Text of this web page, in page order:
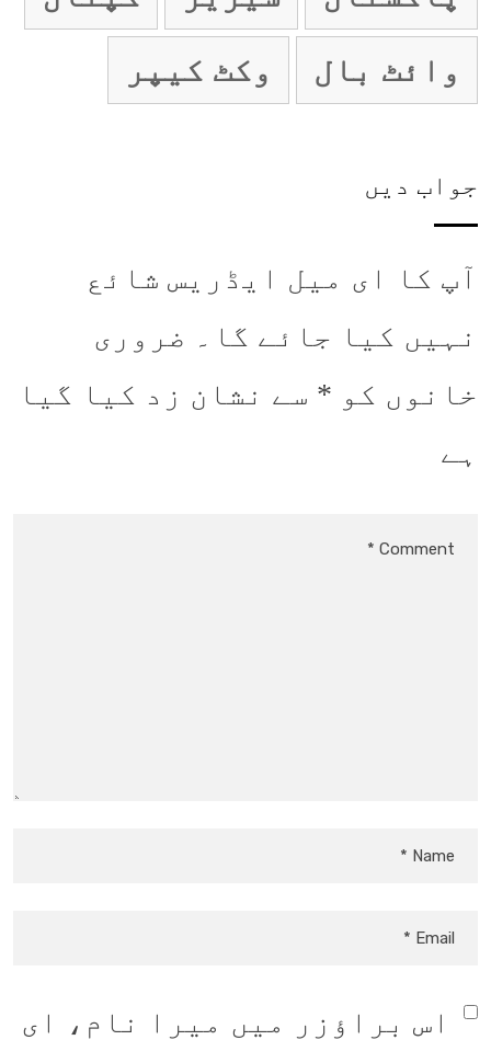
وائٹ بال وکٹ کیپر
جواب دیں
آپ کا ای میل ایڈریس شائع
نہیں کیا جائے گا۔ ضروری
خانوں کو * سے نشان زد کیا گیا
ہے
اس براؤزر میں میرا نام، ای